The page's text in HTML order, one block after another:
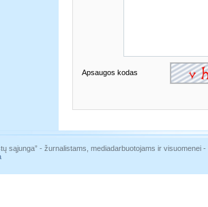
Apsaugos kodas
sąjunga” - žurnalistams, mediadarbuotojams ir visuomenei